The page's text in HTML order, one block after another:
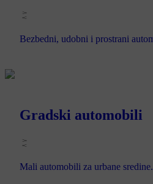
Bezbedni, udobni i prostrani
Gradski automobili
Mali automobili za urbane sredine.